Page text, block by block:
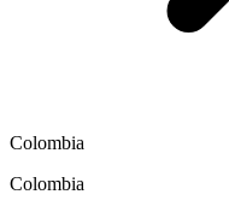
Colombia
Colombia